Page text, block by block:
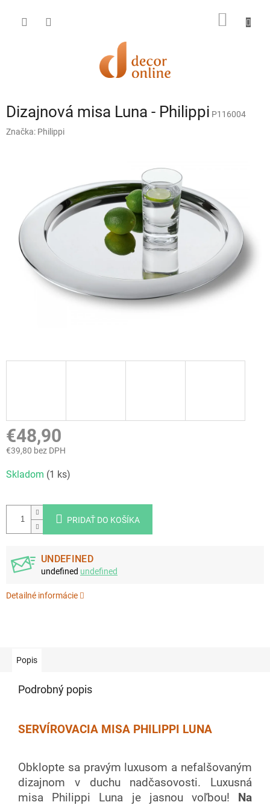
obsah
Dizajnová misa Luna - Philippi P116004
Značka: Philippi
€48,90
€39,80 bez DPH
cena:
Skladom (1 ks)
PRIDAŤ DO KOŠÍKA
UNDEFINED
undefined undefined
Detailné informácie
Popis
Podrobný popis
SERVÍROVACIA MISA PHILIPPI LUNA
Obklopte sa pravým luxusom a nefalšovaným
dizajnom v duchu nadčasovosti. Luxusná
misa Philippi Luna je jasnou voľbou!
Na